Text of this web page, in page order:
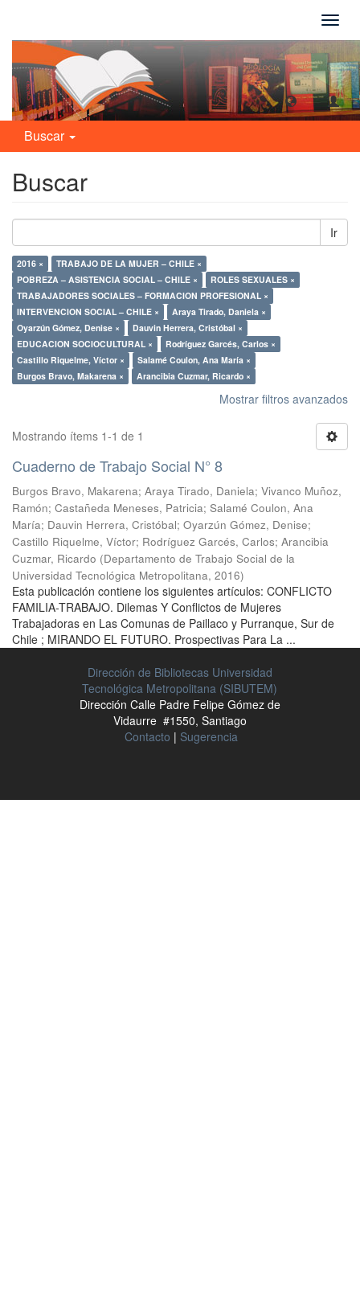
Buscar
Buscar
Ir
2016 ×
TRABAJO DE LA MUJER – CHILE ×
POBREZA – ASISTENCIA SOCIAL – CHILE ×
ROLES SEXUALES ×
TRABAJADORES SOCIALES – FORMACION PROFESIONAL ×
INTERVENCION SOCIAL – CHILE ×
Araya Tirado, Daniela ×
Oyarzún Gómez, Denise ×
Dauvin Herrera, Cristóbal ×
EDUCACION SOCIOCULTURAL ×
Rodríguez Garcés, Carlos ×
Castillo Riquelme, Víctor ×
Salamé Coulon, Ana María ×
Burgos Bravo, Makarena ×
Arancibia Cuzmar, Ricardo ×
Mostrar filtros avanzados
Mostrando ítems 1-1 de 1
Cuaderno de Trabajo Social N° 8
Burgos Bravo, Makarena; Araya Tirado, Daniela; Vivanco Muñoz,
Ramón; Castañeda Meneses, Patricia; Salamé Coulon, Ana
María; Dauvin Herrera, Cristóbal; Oyarzún Gómez, Denise;
Castillo Riquelme, Víctor; Rodríguez Garcés, Carlos; Arancibia
Cuzmar, Ricardo (Departamento de Trabajo Social de la
Universidad Tecnológica Metropolitana, 2016)
Esta publicación contiene los siguientes artículos: CONFLICTO
FAMILIA-TRABAJO. Dilemas Y Conflictos de Mujeres
Trabajadoras en Las Comunas de Paillaco y Purranque, Sur de
Chile ; MIRANDO EL FUTURO. Prospectivas Para La ...
Dirección de Bibliotecas Universidad
Tecnológica Metropolitana (SIBUTEM)
Dirección Calle Padre Felipe Gómez de
Vidaurre #1550, Santiago
Contacto | Sugerencia